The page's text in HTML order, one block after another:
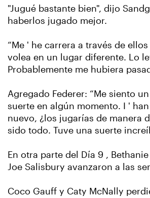
"Jugué bastante bien", dijo
haberlos jugado mejor.
“Me ' he carrera a través de
volea en un lugar diferente. Lo
Probablemente me hubiera
Agregado Federer: “Me siento
suerte en algún momento. I '
nuevo, ¿los jugarías de manera
sido todo. Tuve una suerte
En otra parte del Día 9 ,
Joe Salisbury avanzaron a las
Coco Gauff y Caty McNally